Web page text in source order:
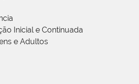
Inicial e Continuada
e Adultos